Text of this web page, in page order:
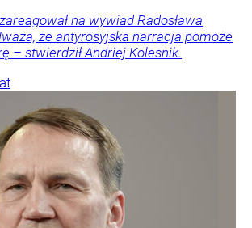
na wywiad Radosława
że antyrosyjska narracja pomoże
– stwierdził Andriej Kolesnik.